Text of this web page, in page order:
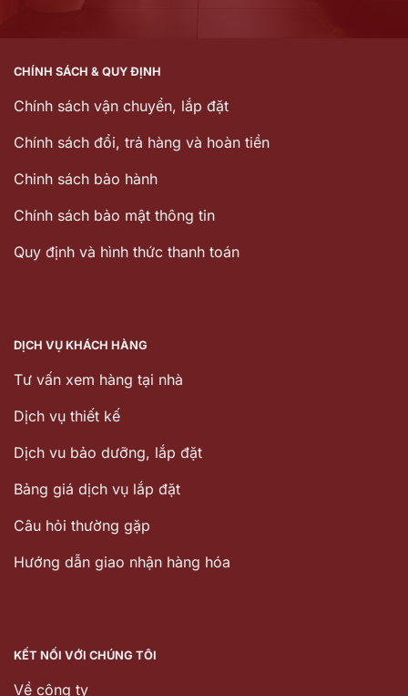
CHÍNH SÁCH & QUY ĐỊNH
Chính sách vận chuyển, lắp đặt
Chính sách đổi, trả hàng và hoàn tiền
Chinh sách bảo hành
Chính sách bảo mật thông tin
Quy định và hình thức thanh toán
DỊCH VỤ KHÁCH HÀNG
Tư vấn xem hàng tại nhà
Dịch vụ thiết kế
Dịch vu bảo dưỡng, lắp đặt
Bảng giá dịch vụ lắp đặt
Câu hỏi thường gặp
Hướng dẫn giao nhận hàng hóa
KẾT NỐI VỚI CHÚNG TÔI
Về công ty